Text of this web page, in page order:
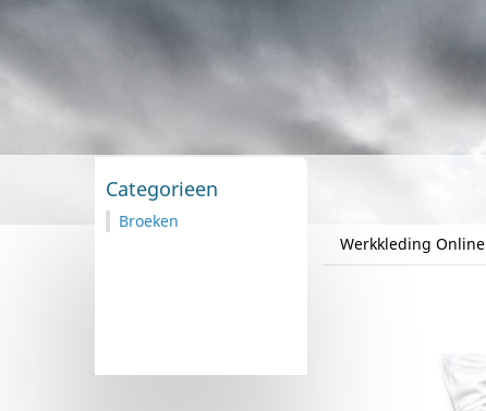
Werkkleding Online
Categorieen
Broeken